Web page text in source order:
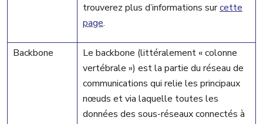
trouverez plus d’informations surcette
page.
Backbone
Le backbone (littéralement « colonne
vertébrale ») est la partie du réseau de
communications qui relie les principaux
nœuds et via laquelle toutes les
données des sous-réseaux connectés à